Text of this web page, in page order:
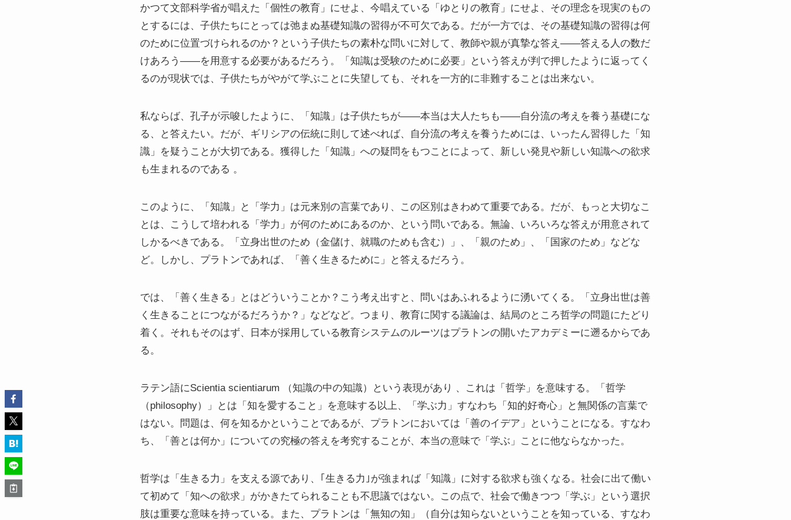
かつて文部科学省が唱えた「個性の教育」にせよ、今唱えている「ゆとりの教育」にせよ、その理念を現実のもの
とするには、子供たちにとっては弛まぬ基礎知識の習得が不可欠である。だが一方では、その基礎知識の習得は何
のために位置づけられるのか？という子供たちの素朴な問いに対して、教師や親が真摯な答え――答える人の数だ
けあろう――を用意する必要があるだろう。「知識は受験のために必要」という答えが判で押したように返ってく
るのが現状では、子供たちがやがて学ぶことに失望しても、それを一方的に非難することは出来ない。
私ならば、孔子が示唆したように、「知識」は子供たちが――本当は大人たちも――自分流の考えを養う基礎にな
る、と答えたい。だが、ギリシアの伝統に則して述べれば、自分流の考えを養うためには、いったん習得した「知
識」を疑うことが大切である。獲得した「知識」への疑問をもつことによって、新しい発見や新しい知識への欲求
も生まれるのである 。
このように、「知識」と「学力」は元来別の言葉であり、この区別はきわめて重要である。だが、もっと大切なこ
とは、こうして培われる「学力」が何のためにあるのか、という問いである。無論、いろいろな答えが用意されて
しかるべきである。「立身出世のため（金儲け、就職のためも含む）」、「親のため」、「国家のため」などな
ど。しかし、プラトンであれば、「善く生きるために」と答えるだろう。
では、「善く生きる」とはどういうことか？こう考え出すと、問いはあふれるように湧いてくる。「立身出世は善
く生きることにつながるだろうか？」などなど。つまり、教育に関する議論は、結局のところ哲学の問題にたどり
着く。それもそのはず、日本が採用している教育システムのルーツはプラトンの開いたアカデミーに遡るからであ
る。
ラテン語にScientia scientiarum （知識の中の知識）という表現があり 、これは「哲学」を意味する。「哲学
（philosophy）」とは「知を愛すること」を意味する以上、「学ぶ力」すなわち「知的好奇心」と無関係の言葉で
はない。問題は、何を知るかということであるが、プラトンにおいては「善のイデア」ということになる。すなわ
ち、「善とは何か」についての究極の答えを考究することが、本当の意味で「学ぶ」ことに他ならなかった。
哲学は「生きる力」を支える源であり、｢生きる力｣が強まれば「知識」に対する欲求も強くなる。社会に出て働い
て初めて「知への欲求」がかきたてられることも不思議ではない。この点で、社会で働きつつ「学ぶ」という選択
肢は重要な意味を持っている。また、プラトンは「無知の知」（自分は知らないということを知っている、すなわ